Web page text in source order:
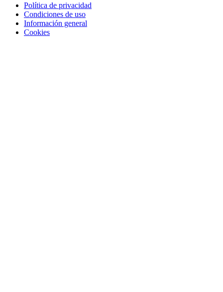
Política de privacidad
Condiciones de uso
Información general
Cookies